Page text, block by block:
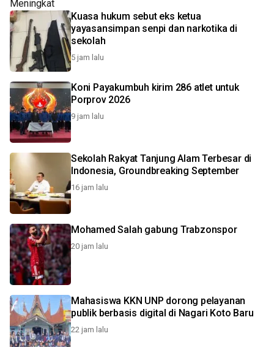
Kuasa hukum sebut eks ketua
yayasansimpan senpi dan narkotika di
sekolah
5 jam lalu
Koni Payakumbuh kirim 286 atlet untuk
Porprov 2026
9 jam lalu
Sekolah Rakyat Tanjung Alam Terbesar di
Indonesia, Groundbreaking September
16 jam lalu
Mohamed Salah gabung Trabzonspor
20 jam lalu
Mahasiswa KKN UNP dorong pelayanan
publik berbasis digital di Nagari Koto Baru
22 jam lalu